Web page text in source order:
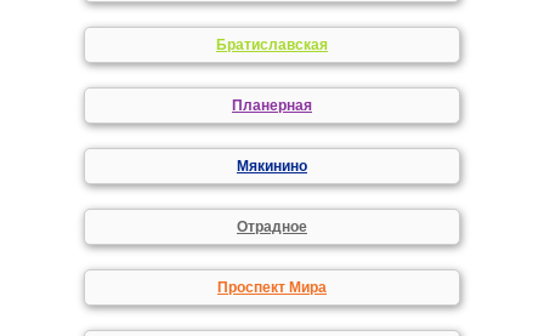
Братиславская
Планерная
Мякинино
Отрадное
Проспект Мира